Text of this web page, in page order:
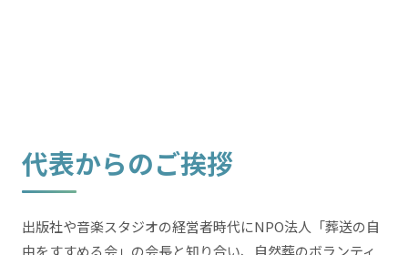
代表からのご挨拶
出版社や音楽スタジオの経営者時代にNPO法人「葬送の自
由をすすめる会」の会長と知り合い、自然葬のボランティ